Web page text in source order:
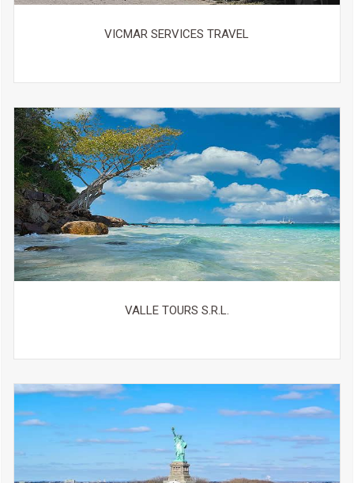
VICMAR SERVICES TRAVEL
VALLE TOURS S.R.L.